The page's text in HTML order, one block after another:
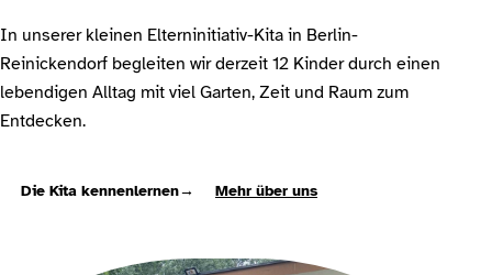
In unserer kleinen Elterninitiativ-Kita in Berlin-
Reinickendorf begleiten wir derzeit 12 Kinder durch einen
lebendigen Alltag mit viel Garten, Zeit und Raum zum
Entdecken.
Die Kita kennenlernen→ Mehr über uns